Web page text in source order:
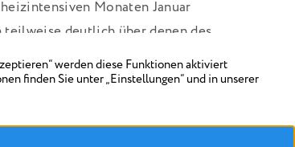
Monaten Januar
deutlich über denen des
Der Preis für Gas hingegen